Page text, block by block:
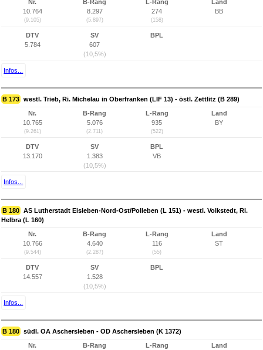
Nr.
10.764
(9.105)
B-Rang
8.297
(5.897)
L-Rang
274
(158)
Land
BB
DTV
5.784
SV
607
(10,5%)
BPL
Infos...
B 173 westl. Trieb, Ri. Michelau in Oberfranken (LIF 13) - östl. Zettlitz (B 289)
Nr.
10.765
(9.261)
B-Rang
5.076
(2.711)
L-Rang
935
(522)
Land
BY
DTV
13.170
SV
1.383
(10,5%)
BPL
VB
Infos...
B 180 AS Lutherstadt Eisleben-Nord-Ost/Polleben (L 151) - westl. Volkstedt, Ri.
Helbra (L 160)
Nr.
10.766
(9.544)
B-Rang
4.640
(2.287)
L-Rang
116
(55)
Land
ST
DTV
14.557
SV
1.528
(10,5%)
BPL
Infos...
B 180 südl. OA Aschersleben - OD Aschersleben (K 1372)
Nr.
B-Rang
L-Rang
Land